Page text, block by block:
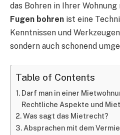
das Bohren in Ihrer
Fugen bohren ist eine
Kenntnissen und
sondern auch schonend
Table of Contents
Darf man in einer
Rechtliche Aspekte und
Was sagt das Mietrecht?
Absprachen mit dem